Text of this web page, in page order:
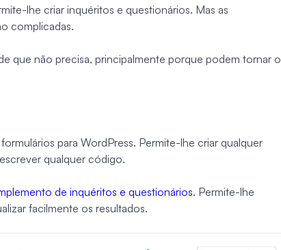
lhe criar inquéritos e questionários. Mas as
complicadas.
que não precisa, principalmente porque podem tornar o
para WordPress. Permite-lhe criar qualquer
qualquer código.
de inquéritos e questionários. Permite-lhe
facilmente os resultados.